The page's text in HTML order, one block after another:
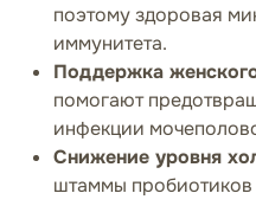
поэтому здоровая
иммунитета.
Поддержка
помогают
инфекции
Снижение уровня
штаммы